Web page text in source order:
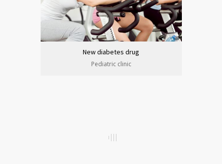
New diabetes drug
Pediatric clinic